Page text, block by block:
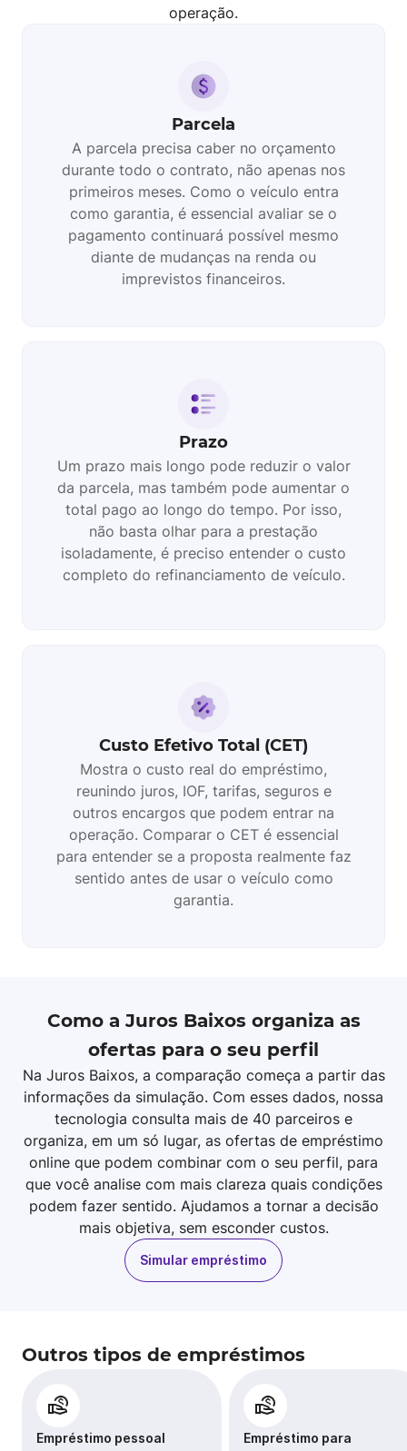
operação.
Parcela
A parcela precisa caber no orçamento
durante todo o contrato, não apenas nos
primeiros meses. Como o veículo entra
como garantia, é essencial avaliar se o
pagamento continuará possível mesmo
diante de mudanças na renda ou
imprevistos financeiros.
Prazo
Um prazo mais longo pode reduzir o valor
da parcela, mas também pode aumentar o
total pago ao longo do tempo. Por isso,
não basta olhar para a prestação
isoladamente, é preciso entender o custo
completo do refinanciamento de veículo.
Custo Efetivo Total (CET)
Mostra o custo real do empréstimo,
reunindo juros, IOF, tarifas, seguros e
outros encargos que podem entrar na
operação. Comparar o CET é essencial
para entender se a proposta realmente faz
sentido antes de usar o veículo como
garantia.
Como a Juros Baixos organiza as
ofertas para o seu perfil
Na Juros Baixos, a comparação começa a partir das
informações da simulação. Com esses dados, nossa
tecnologia consulta mais de 40 parceiros e
organiza, em um só lugar, as ofertas de empréstimo
online que podem combinar com o seu perfil, para
que você analise com mais clareza quais condições
podem fazer sentido. Ajudamos a tornar a decisão
mais objetiva, sem esconder custos.
Simular empréstimo
Outros tipos de empréstimos
Empréstimo pessoal
Empréstimo para